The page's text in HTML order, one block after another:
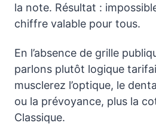
la note. Résultat :
chiffre valable pour tous.
En l’absence de grille
parlons plutôt logique
musclerez l’optique, le
ou la prévoyance, plus la
Classique.